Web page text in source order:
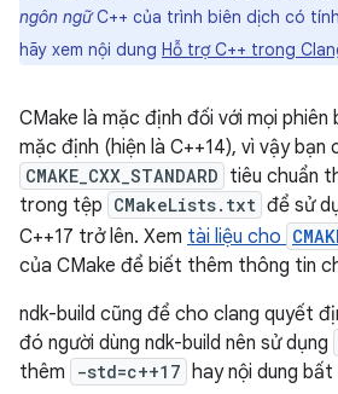
ngôn ngữC++ của trình biên dịch có
hãy xem nội dung Hỗ trợ C++ trong
CMake là mặc định đối với mọi phiên
mặc định (hiện là C++14), vì vậy bạn
CMAKE_CXX_STANDARD tiêu chuẩn
trong tệp CMakeLists.txt để sử
C++17 trở lên. Xem tài liệu cho
của CMake để biết thêm thông tin
ndk-build cũng để cho clang quyết
đó người dùng ndk-build nên sử dụng
thêm
-std=c++17 hay nội dung bất